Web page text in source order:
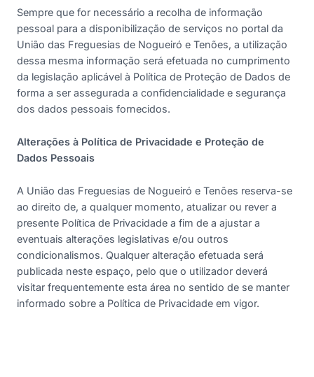
Sempre que for necessário a recolha de informação
pessoal para a disponibilização de serviços no portal da
União das Freguesias de Nogueiró e Tenões, a utilização
dessa mesma informação será efetuada no cumprimento
da legislação aplicável à Política de Proteção de Dados de
forma a ser assegurada a confidencialidade e segurança
dos dados pessoais fornecidos.
Alterações à Política de Privacidade e Proteção de
Dados Pessoais
A União das Freguesias de Nogueiró e Tenões reserva-se
ao direito de, a qualquer momento, atualizar ou rever a
presente Política de Privacidade a fim de a ajustar a
eventuais alterações legislativas e/ou outros
condicionalismos. Qualquer alteração efetuada será
publicada neste espaço, pelo que o utilizador deverá
visitar frequentemente esta área no sentido de se manter
informado sobre a Política de Privacidade em vigor.